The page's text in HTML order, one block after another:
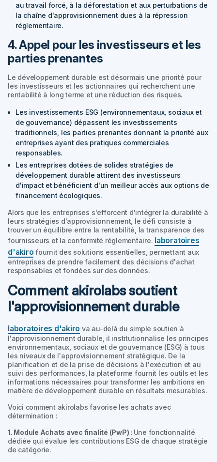
au travail forcé, à la déforestation et aux perturbations de
la chaîne d'approvisionnement dues à la répression
réglementaire.
4. Appel pour les investisseurs et les
parties prenantes
Le développement durable est désormais une priorité pour
les investisseurs et les actionnaires qui recherchent une
rentabilité à long terme et une réduction des risques.
Les investissements ESG (environnementaux, sociaux et
de gouvernance) dépassent les investissements
traditionnels, les parties prenantes donnant la priorité aux
entreprises ayant des pratiques commerciales
responsables.
Les entreprises dotées de solides stratégies de
développement durable attirent des investisseurs
d'impact et bénéficient d'un meilleur accès aux options de
financement écologiques.
Alors que les entreprises s'efforcent d'intégrer la durabilité à
leurs stratégies d'approvisionnement, le défi consiste à
trouver un équilibre entre la rentabilité, la transparence des
fournisseurs et la conformité réglementaire. laboratoires
d'akiro fournit des solutions essentielles, permettant aux
entreprises de prendre facilement des décisions d'achat
responsables et fondées sur des données.
Comment akirolabs soutient
l'approvisionnement durable
laboratoires d'akiro va au-delà du simple soutien à
l'approvisionnement durable, il institutionnalise les principes
environnementaux, sociaux et de gouvernance (ESG) à tous
les niveaux de l'approvisionnement stratégique. De la
planification et de la prise de décisions à l'exécution et au
suivi des performances, la plateforme fournit les outils et les
informations nécessaires pour transformer les ambitions en
matière de développement durable en résultats mesurables.
Voici comment akirolabs favorise les achats avec
détermination :
1. Module Achats avec finalité (PwP) : Une fonctionnalité
dédiée qui évalue les contributions ESG de chaque stratégie
de catégorie.